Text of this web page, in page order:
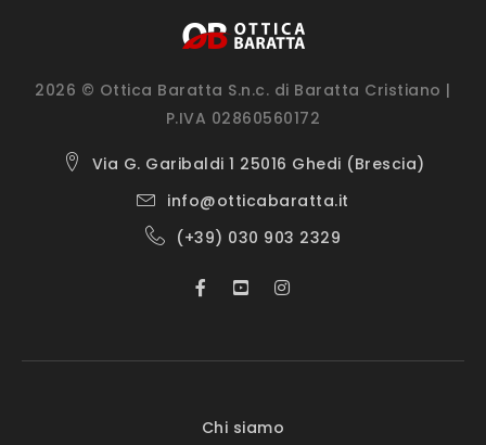
2026 © Ottica Baratta S.n.c. di Baratta Cristiano |
P.IVA 02860560172
Via G. Garibaldi 1 25016 Ghedi (Brescia)
info@otticabaratta.it
(+39) 030 903 2329
Chi siamo